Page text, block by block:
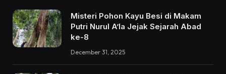
Misteri Pohon Kayu Besi di Makam
Putri Nurul A’la Jejak Sejarah Abad
ke-8
December 31, 2025